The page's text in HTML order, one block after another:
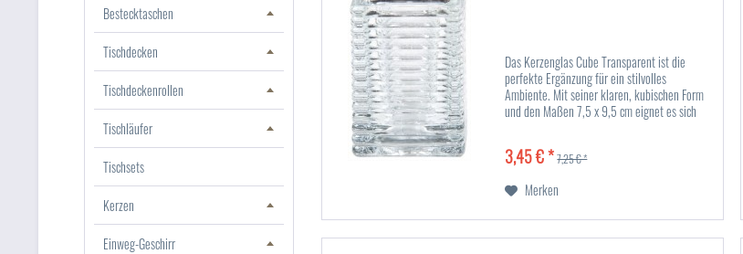
Bestecktaschen
Tischdecken
Tischdeckenrollen
Tischläufer
Tischsets
Kerzen
Einweg-Geschirr
Das Kerzenglas Cube Transparent ist die
perfekte Ergänzung für ein stilvolles
Ambiente. Mit seiner klaren, kubischen Form
und den Maßen 7,5 x 9,5 cm eignet es sich
für ein gleichmäßiges,...
3,45 € *7,25 € *
Merken